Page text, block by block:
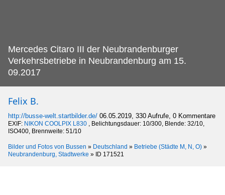
Mercedes Citaro III der Neubrandenburger
Verkehrsbetriebe in Neubrandenburg am 15.
09.2017
Felix B.
http://busse-welt.startbilder.de/ 06.05.2019, 330 Aufrufe, 0 Kommentare
EXIF: NIKON COOLPIX L830 , Belichtungsdauer: 10/300, Blende: 32/10,
ISO400, Brennweite: 51/10
Bilder und Fotos von Bussen » Deutschland » Betriebe (Städte M, N, O) »
Neubrandenburg, Stadtwerke » ID 171521